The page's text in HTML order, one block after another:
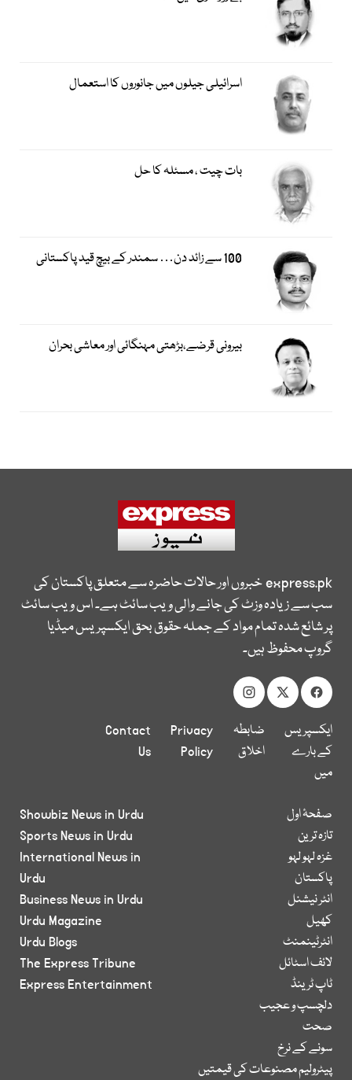
اسرائیلی جیلوں میں جانوروں کا استعمال
بات چیت ، مسئلہ کا حل
100 سے زائد دن… سمندر کے بیچ قید پاکستانی
بیرونی قرضے،بڑھتی مہنگائی اور معاشی بحران
express.pkخبروں اور حالات حاضرہ سے متعلق پاکستان کی
سب سے زیادہ وزٹ کی جانے والی ویب سائٹ ہے۔ اس ویب سائٹ
پر شائع شدہ تمام مواد کے جملہ حقوق بحق ایکسپریس میڈیا
گروپ محفوظ ہیں۔
ایکسپریس
کے بارے
میں
ضابطہ
اخلاق
Privacy
Policy
Contact
Us
صفحۂ اول
تازہ ترین
غزہ لہو لہو
پاکستان
انٹر نیشنل
کھیل
انٹرٹینمنٹ
لائف اسٹائل
ٹاپ ٹرینڈ
دلچسپ و عجیب
صحت
سونے کے نرخ
پیٹرولیم مصنوعات کی قیمتیں
Showbiz News in Urdu
Sports News in Urdu
International News in
Urdu
Business News in Urdu
Urdu Magazine
Urdu Blogs
The Express Tribune
Express Entertainment